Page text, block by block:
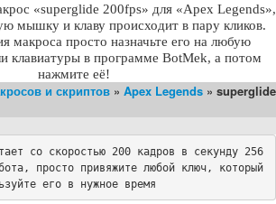
«superglide 200fps» для «Apex Legends»,
мышку и клаву происходит в пару кликов.
макроса просто назначьте его на любую
клавиатуры в программе BotMek, а потом
нажмите её!
и скриптов » Apex Legends » superglide
со скоростью 200 кадров в секунду 256
просто привяжите любой ключ, который
его в нужное время